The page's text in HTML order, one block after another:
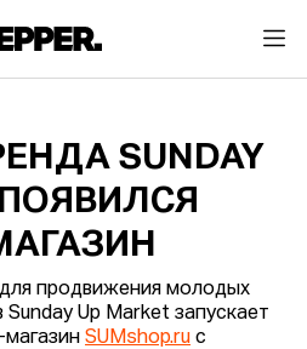
SUNDAY
ПОЯВИЛСЯ
продвижения молодых
Sunday Up Мarket запускает
SUMshop.ru с